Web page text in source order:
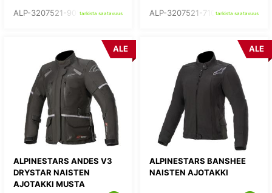
ALP-3207521-9018-tarkista saatavuus ALP-3207521-7109-tarkista saatavuus
ALPINESTARS ANDES V3
DRYSTAR NAISTEN
AJOTAKKI MUSTA
ALE
ALPINESTARS BANSHEE
NAISTEN AJOTAKKI
ALE